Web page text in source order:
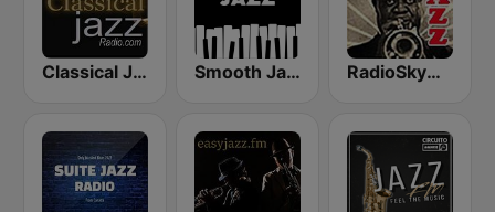
Classical Jazz Radio Smooth Jazz - Groov RadioSkyMusic Jazz